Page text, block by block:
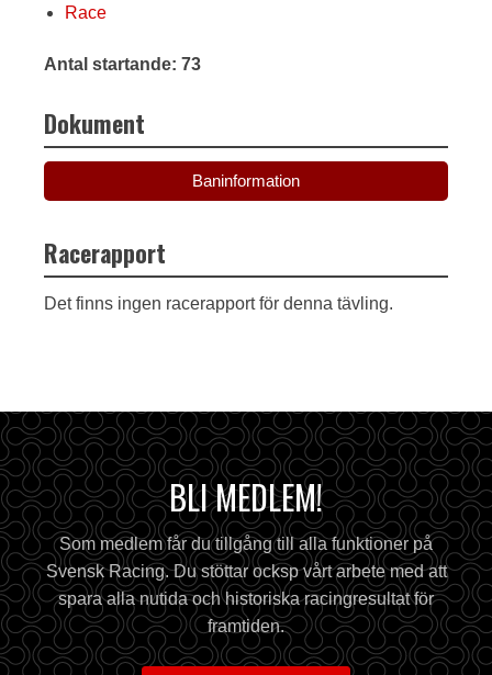
Race
Antal startande: 73
Dokument
Baninformation
Racerapport
Det finns ingen racerapport för denna tävling.
BLI MEDLEM!
Som medlem får du tillgång till alla funktioner på
Svensk Racing. Du stöttar ocksp vårt arbete med att
spara alla nutida och historiska racingresultat för
framtiden.